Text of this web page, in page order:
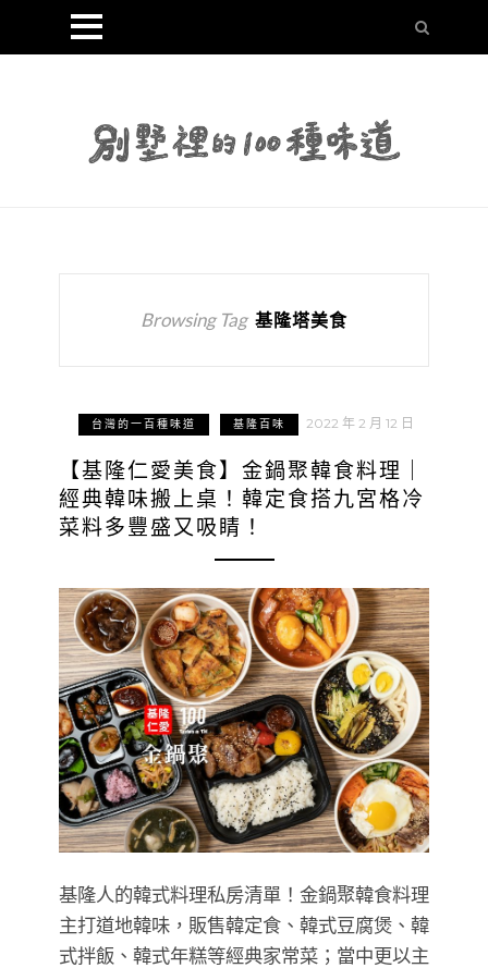
Browsing Tag 基隆塔美食
台灣的一百種味道 基隆百味 2022 年 2 月 12 日
【基隆仁愛美食】金鍋聚韓食料理｜
經典韓味搬上桌！韓定食搭九宮格冷
菜料多豐盛又吸睛！
基隆人的韓式料理私房清單！金鍋聚韓食料理
主打道地韓味，販售韓定食、韓式豆腐煲、韓
式拌飯、韓式年糕等經典家常菜；當中更以主